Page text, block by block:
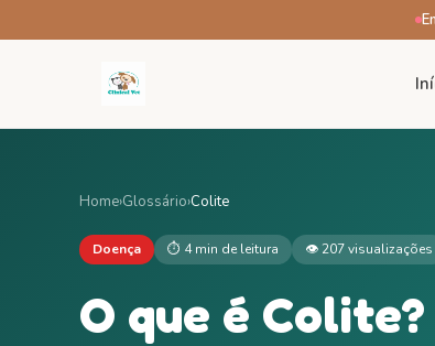
Home›Glossário›Colite
Doença ⏱ 4 min de leitura 👁207visualizações
O que é Colite?